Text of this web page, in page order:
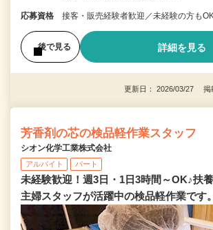
応募資格 接客・販売経験者歓迎／未経験の方も
後で見る 詳細を見る
更新日： 2026/03/27 掲
芳香剤の芯の検品軽作業スタッフ
シオン化学工業株式会社
アルバイト パート
未経験歓迎！週3日・1日3時間～OK♪扶
主婦スタッフが活躍中の検品軽作業です。